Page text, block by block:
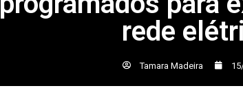
rede
Tamara Madeira